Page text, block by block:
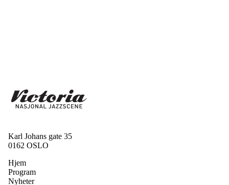
Karl Johans gate 35
0162 OSLO
Hjem
Program
Nyheter